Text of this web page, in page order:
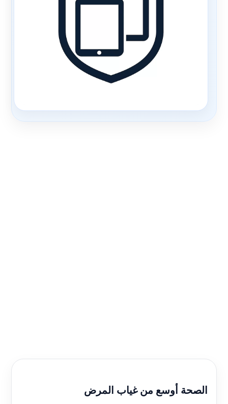
الصحة أوسع من غياب المرض